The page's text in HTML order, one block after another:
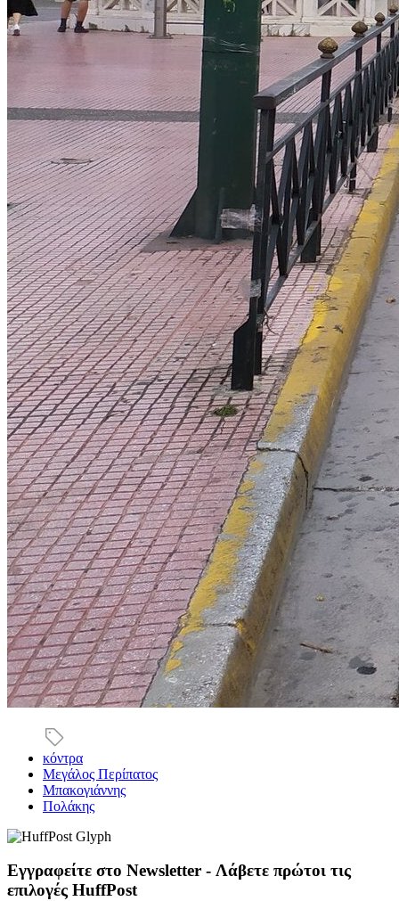
κόντρα
Μεγάλος Περίπατος
Μπακογιάννης
Πολάκης
Εγγραφείτε στο Newsletter - Λάβετε πρώτοι τις
επιλογές HuffPost